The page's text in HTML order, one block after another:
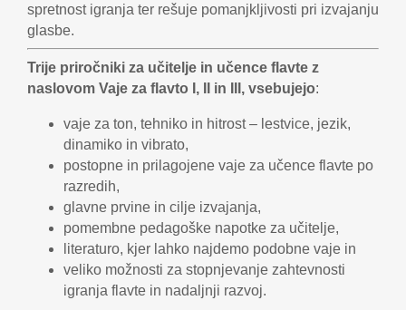
spretnost igranja ter rešuje pomanjkljivosti pri izvajanju
glasbe.
Trije priročniki za učitelje in učence flavte z
naslovom Vaje za flavto I, II in III, vsebujejo:
vaje za ton, tehniko in hitrost – lestvice, jezik,
dinamiko in vibrato,
postopne in prilagojene vaje za učence flavte po
razredih,
glavne prvine in cilje izvajanja,
pomembne pedagoške napotke za učitelje,
literaturo, kjer lahko najdemo podobne vaje in
veliko možnosti za stopnjevanje zahtevnosti
igranja flavte in nadaljnji razvoj.